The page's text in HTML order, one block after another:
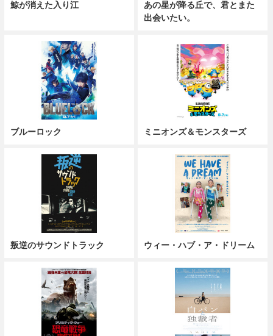
鯨が消えた入り江
あの星が降る丘で、君とまた
出会いたい。
ブルーロック ミニオンズ＆モンスターズ
叛逆のサウンドトラック ウィー・ハブ・ア・ドリーム